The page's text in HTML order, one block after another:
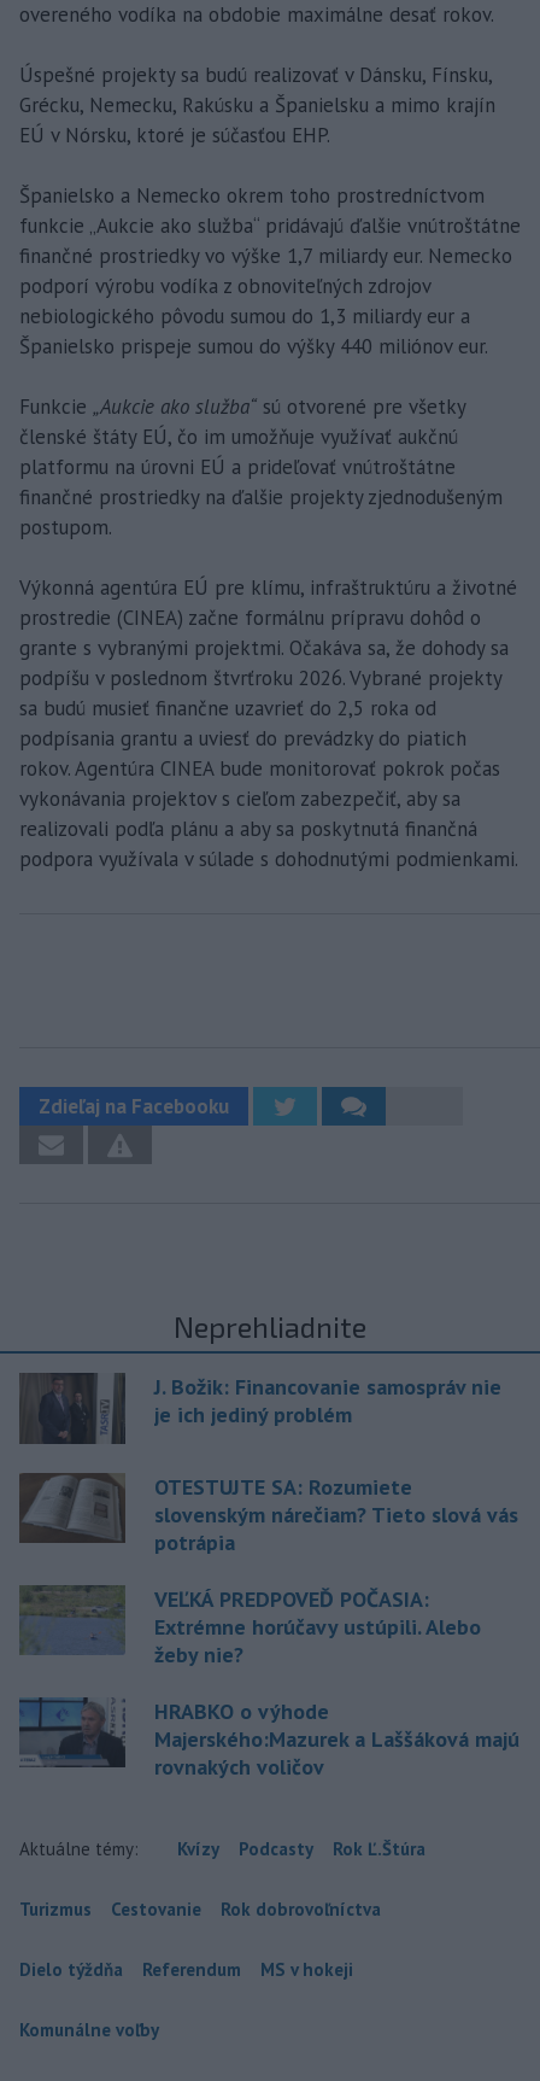
overeného vodíka na obdobie maximálne desať rokov.
Úspešné projekty sa budú realizovať v Dánsku, Fínsku,
Grécku, Nemecku, Rakúsku a Španielsku a mimo krajín
EÚ v Nórsku, ktoré je súčasťou EHP.
Španielsko a Nemecko okrem toho prostredníctvom
funkcie „Aukcie ako služba“ pridávajú ďalšie vnútroštátne
finančné prostriedky vo výške 1,7 miliardy eur. Nemecko
podporí výrobu vodíka z obnoviteľných zdrojov
nebiologického pôvodu sumou do 1,3 miliardy eur a
Španielsko prispeje sumou do výšky 440 miliónov eur.
Funkcie „Aukcie ako služba“ sú otvorené pre všetky
členské štáty EÚ, čo im umožňuje využívať aukčnú
platformu na úrovni EÚ a prideľovať vnútroštátne
finančné prostriedky na ďalšie projekty zjednodušeným
postupom.
Výkonná agentúra EÚ pre klímu, infraštruktúru a životné
prostredie (CINEA) začne formálnu prípravu dohôd o
grante s vybranými projektmi. Očakáva sa, že dohody sa
podpíšu v poslednom štvrťroku 2026. Vybrané projekty
sa budú musieť finančne uzavrieť do 2,5 roka od
podpísania grantu a uviesť do prevádzky do piatich
rokov. Agentúra CINEA bude monitorovať pokrok počas
vykonávania projektov s cieľom zabezpečiť, aby sa
realizovali podľa plánu a aby sa poskytnutá finančná
podpora využívala v súlade s dohodnutými podmienkami.
Zdieľaj na Facebooku
Neprehliadnite
J. Božik: Financovanie samospráv nie
je ich jediný problém
OTESTUJTE SA: Rozumiete
slovenským nárečiam? Tieto slová vás
potrápia
VEĽKÁ PREDPOVEĎ POČASIA:
Extrémne horúčavy ustúpili. Alebo
žeby nie?
HRABKO o výhode
Majerského:Mazurek a Laššáková majú
rovnakých voličov
Aktuálne témy: Kvízy Podcasty Rok Ľ.Štúra
Turizmus Cestovanie Rok dobrovoľníctva
Dielo týždňa Referendum MS v hokeji
Komunálne voľby